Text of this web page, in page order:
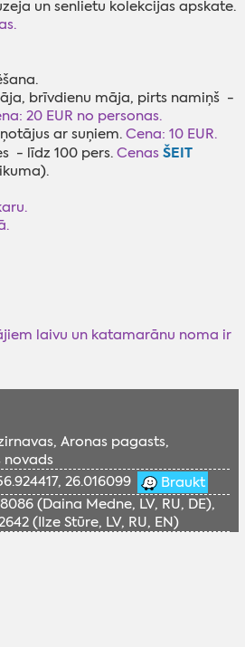
un senlietu kolekcijas apskate.
brīvdienu māja, pirts namiņš -
20 EUR no personas.
ar suņiem. Cena: 10 EUR.
- līdz 100 pers. Cenas ŠEIT
laivu un katamarānu noma ir
Aronas pagasts,
novads
26.016099
Braukt
(Daina Medne, LV, RU, DE),
(Ilze Stūre, LV, RU, EN)